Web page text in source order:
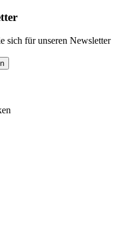
sich für unseren Newsletter